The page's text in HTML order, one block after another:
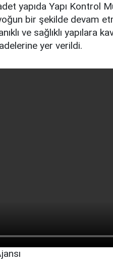
yapıda Yapı Kontrol
bir şekilde devam
ve sağlıklı yapılara
yer verildi.